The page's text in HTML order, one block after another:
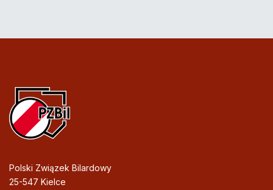
Polski Związek Bilardowy
25-547 Kielce